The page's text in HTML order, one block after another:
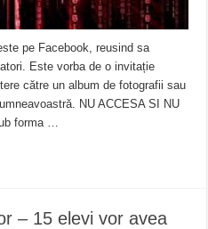
pe Facebook, reusind sa
Este vorba de o invitație
către un album de fotografii sau
NU ACCESA SI NU
forma …
– 15 elevi vor avea